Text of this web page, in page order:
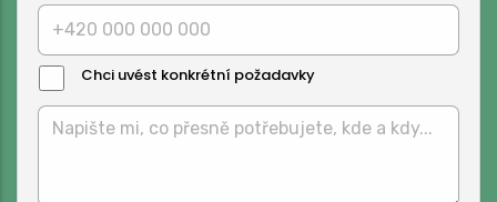
Chci uvést konkrétní požadavky
Zprávy: